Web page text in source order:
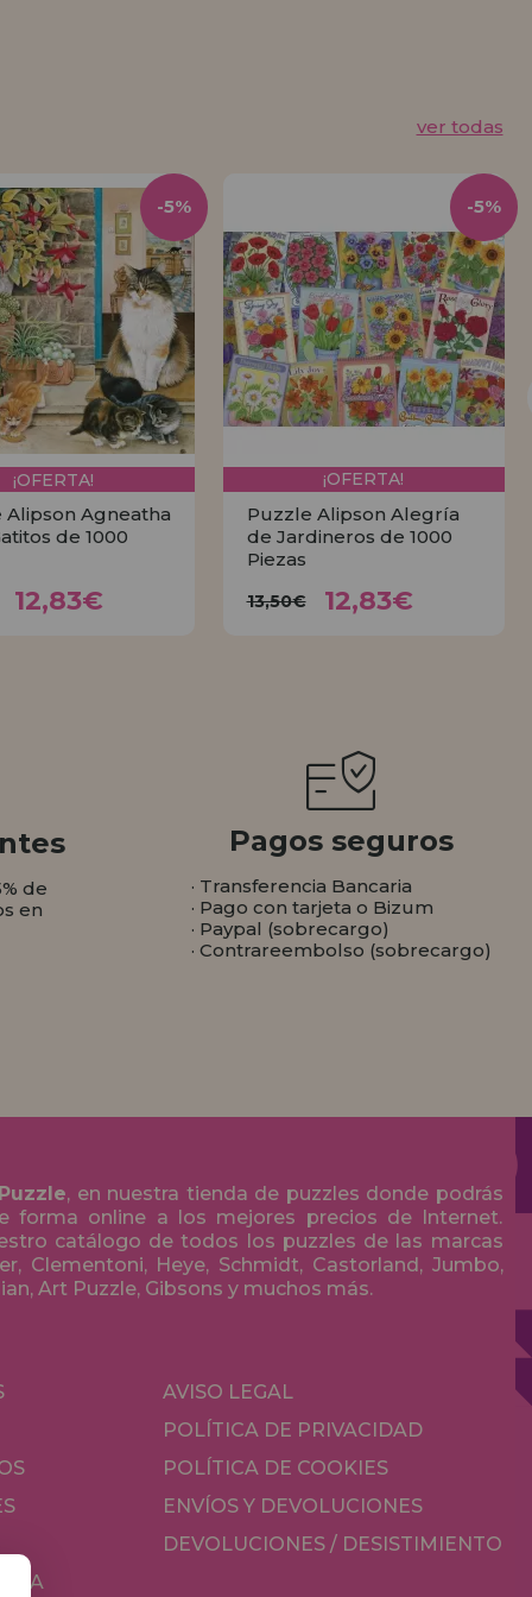
ver todas
¡OFERTA!
Alipson Agneatha
de 1000
12,83€
-5%
¡OFERTA!
Puzzle Alipson Alegría
de Jardineros de 1000
Piezas
13,50€ 12,83€
-5%
de
en
Pagos seguros
· Transferencia Bancaria
· Pago con tarjeta o Bizum
· Paypal (sobrecargo)
· Contrareembolso (sobrecargo)
, en nuestra tienda de puzzles donde podrás
forma online a los mejores precios de Internet.
catálogo de todos los puzzles de las marcas
Clementoni, Heye, Schmidt, Castorland, Jumbo,
Art Puzzle, Gibsons y muchos más.
AVISO LEGAL
POLÍTICA DE PRIVACIDAD
POLÍTICA DE COOKIES
ENVÍOS Y DEVOLUCIONES
DEVOLUCIONES / DESISTIMIENTO